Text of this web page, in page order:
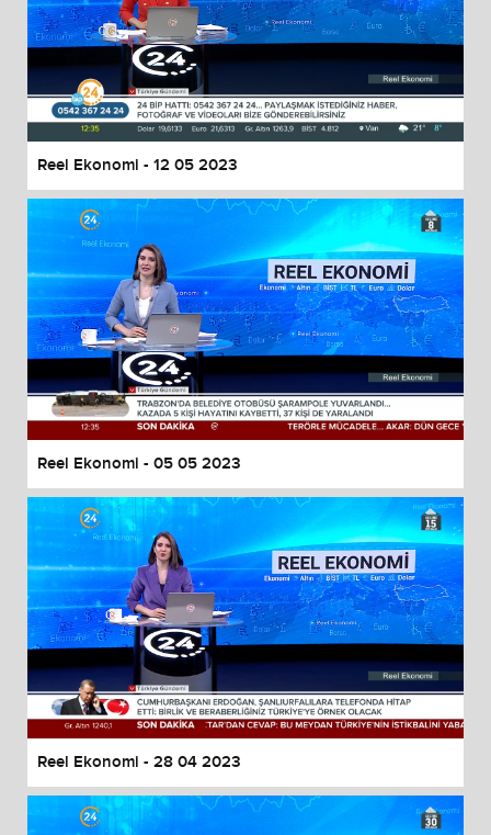
Reel Ekonomi - 12 05 2023
Reel Ekonomi - 05 05 2023
Reel Ekonomi - 28 04 2023